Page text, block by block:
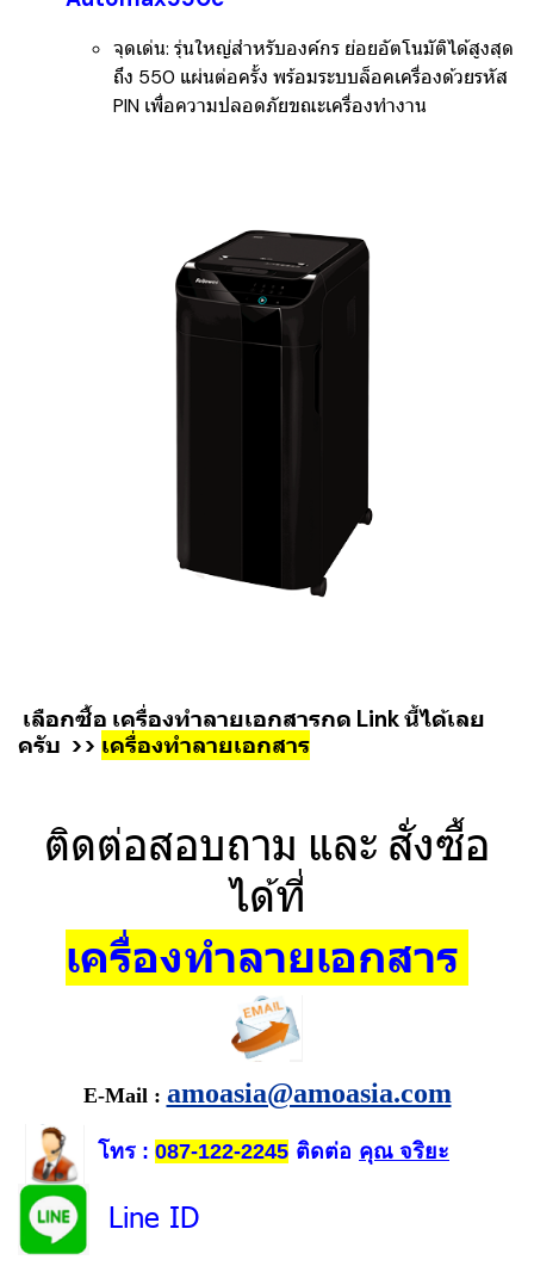
จุดเด่น: รุ่นใหญ่สำหรับองค์กร ย่อยอัตโนมัติได้สูงสุด
ถึง 550 แผ่นต่อครั้ง พร้อมระบบล็อคเครื่องด้วยรหัส
PIN เพื่อความปลอดภัยขณะเครื่องทำงาน
เลือกซื้อ เครื่องทำลายเอกสารกด Link นี้ได้เลย
ครับ >> เครื่องทำลายเอกสาร
ติดต่อสอบถาม และ สั่งซื้อ
ได้ที่
เครื่องทำลายเอกสาร
E-Mail : amoasia@amoasia.com
โทร : 087-122-2245 ติดต่อ คุณ จริยะ
Line ID